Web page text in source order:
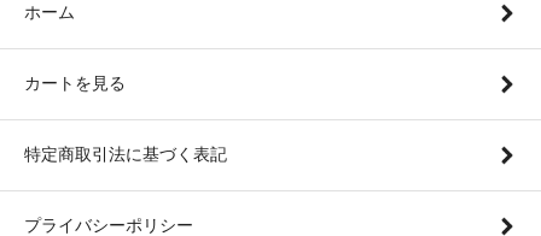
ホーム
カートを見る
特定商取引法に基づく表記
プライバシーポリシー